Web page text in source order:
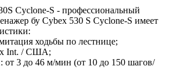
Cyclone-S - профессиональный
бу Cybex 530 S Cyclone-S имеет
ходьбы по лестнице;
Int. / США;
от 3 до 46 м/мин (от 10 до 150 шагов/